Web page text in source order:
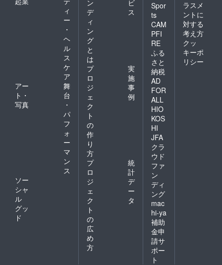
ィ
ー
・
ヘ
ル
ス
ケ
ア
アー
ト・
写真
舞
台
・
パ
フ
ォ
ー
マ
ン
ス
ソー
シャ
ル
グッ
ド
ン
デ
ィ
ン
グ
と
は
ビ
ス
プ
ロ
ジ
ェ
ク
ト
の
作
り
方
実
施
事
例
プ
ロ
ジ
ェ
ク
ト
の
広
め
方
統
計
デ
ー
タ
Spor
ts
CAM
PFI
RE
ふる
さと
納税
AD
FOR
ALL
HIO
KOS
HI
JFA
クラ
ウド
ファ
ン
ディ
ング
mac
hi-ya
補助
金申
請サ
ポー
ト
ラスメ
ントに
対する
考え方
クッ
キーポ
リシー